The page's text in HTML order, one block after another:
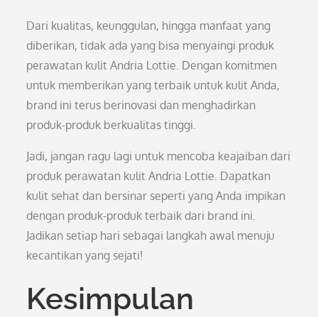
Dari kualitas, keunggulan, hingga manfaat yang
diberikan, tidak ada yang bisa menyaingi produk
perawatan kulit Andria Lottie. Dengan komitmen
untuk memberikan yang terbaik untuk kulit Anda,
brand ini terus berinovasi dan menghadirkan
produk-produk berkualitas tinggi.
Jadi, jangan ragu lagi untuk mencoba keajaiban dari
produk perawatan kulit Andria Lottie. Dapatkan
kulit sehat dan bersinar seperti yang Anda impikan
dengan produk-produk terbaik dari brand ini.
Jadikan setiap hari sebagai langkah awal menuju
kecantikan yang sejati!
Kesimpulan